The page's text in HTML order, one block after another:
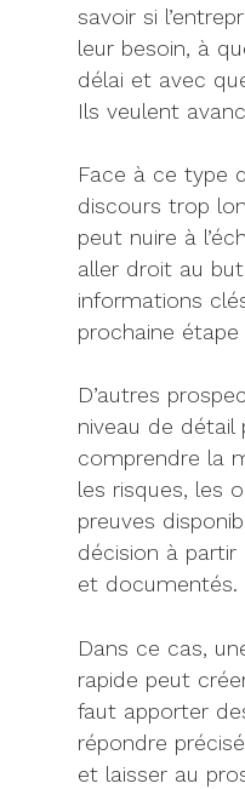
savoir si
leur besoin, à
délai et avec
Ils veulent
Face à ce type
discours trop
peut nuire à
aller droit au
informations
prochaine étape
D’autres
niveau de détail
comprendre la
les risques, les
preuves
décision à partir
et documentés.
Dans ce cas,
rapide peut
faut apporter
répondre
et laisser au